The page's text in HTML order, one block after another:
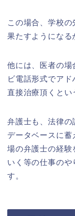
この場合、学校
果たすようになる
他には、医者の場
ビ電話形式でア
直接治療頂くとい
弁護士も、法律の
データベースに蓄
場の弁護士の経験
いく等の仕事のや
す。